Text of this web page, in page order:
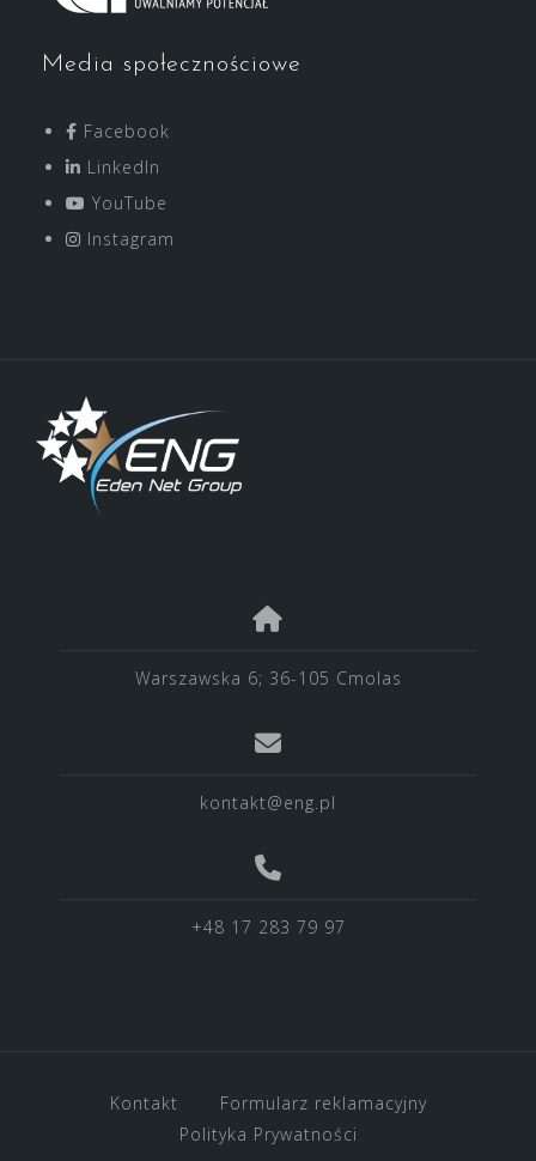
Media społecznościowe
Facebook
LinkedIn
YouTube
Instagram
Warszawska 6; 36-105 Cmolas
kontakt@eng.pl
+48 17 283 79 97
Kontakt
Formularz reklamacyjny
Polityka Prywatności